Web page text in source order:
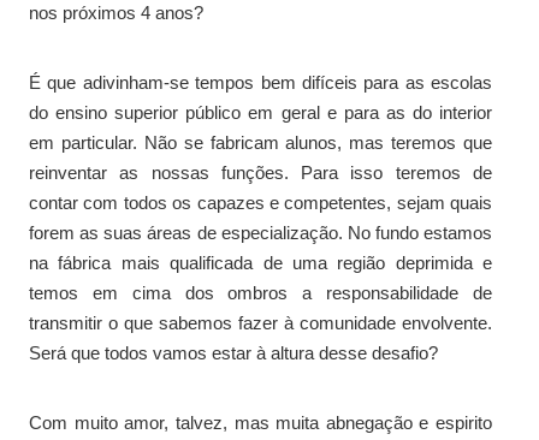
nos próximos 4 anos?
É que adivinham-se tempos bem difíceis para as escolas
do ensino superior público em geral e para as do interior
em particular. Não se fabricam alunos, mas teremos que
reinventar as nossas funções. Para isso teremos de
contar com todos os capazes e competentes, sejam quais
forem as suas áreas de especialização. No fundo estamos
na fábrica mais qualificada de uma região deprimida e
temos em cima dos ombros a responsabilidade de
transmitir o que sabemos fazer à comunidade envolvente.
Será que todos vamos estar à altura desse desafio?
Com muito amor, talvez, mas muita abnegação e espirito